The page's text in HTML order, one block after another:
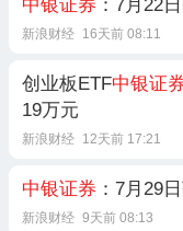
中银证券 ：7月22
新浪财经 16天前 08:11
创业板ETF中银证
19万元
新浪财经 12天前 17:21
中银证券 ：7月29
新浪财经 9天前 08:13